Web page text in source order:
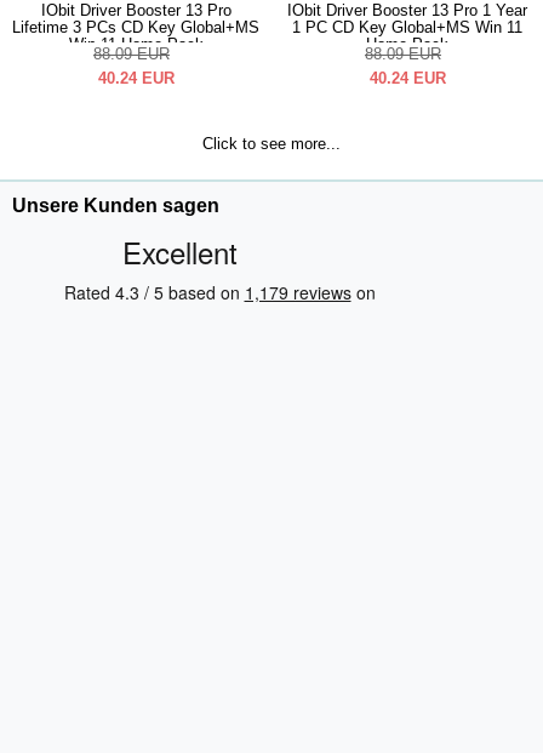
IObit Driver Booster 13 Pro
Lifetime 3 PCs CD Key Global+MS
Win 11 Home Pack
88.09 EUR
40.24 EUR
IObit Driver Booster 13 Pro 1 Year
1 PC CD Key Global+MS Win 11
Home Pack
88.09 EUR
40.24 EUR
Click to see more...
Unsere Kunden sagen